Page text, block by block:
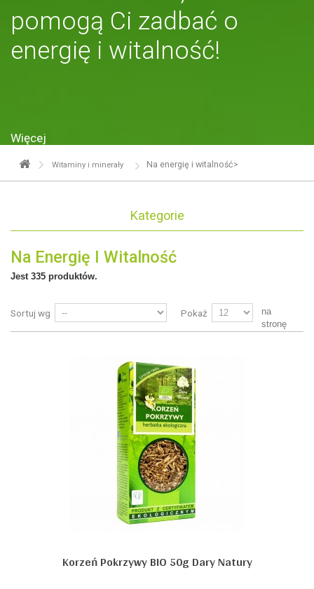
pomogą Ci zadbać o
energię i witalność!
Więcej
Witaminy i minerały Na energię i witalność>
Kategorie
Na Energię I Witalność
Jest 335 produktów.
Sortuj wg Pokaż
na
stronę
Korzeń Pokrzywy BIO 50g Dary Natury